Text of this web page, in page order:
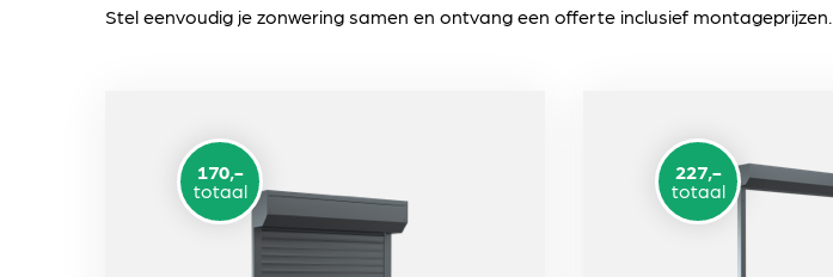
Stel eenvoudig je zonwering samen en ontvang een offerte inclusief montageprijzen.
totaal
170,-
totaal
227,-